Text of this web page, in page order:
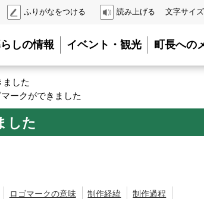
ふりがなをつける 読み上げる
文字サイズ
しの情報 イベント・観光 町長への
した
ークができました
した
ロゴマークの意味 制作経緯
制作過程